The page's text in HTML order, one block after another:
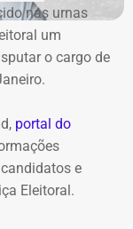
em R$
O MP ainda
milhões por
nas urnas
um
o cargo de
portal do
e
Eleitoral.